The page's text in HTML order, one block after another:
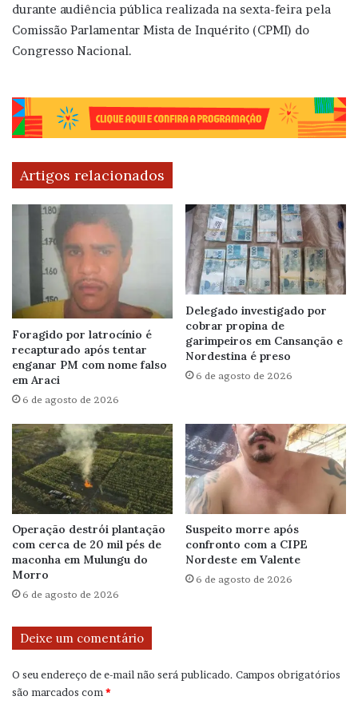
durante audiência pública realizada na sexta-feira pela
Comissão Parlamentar Mista de Inquérito (CPMI) do
Congresso Nacional.
Artigos relacionados
Foragido por latrocínio é
recapturado após tentar
enganar PM com nome falso
em Araci
6 de agosto de 2026
Delegado investigado por
cobrar propina de
garimpeiros em Cansanção e
Nordestina é preso
6 de agosto de 2026
Operação destrói plantação
com cerca de 20 mil pés de
maconha em Mulungu do
Morro
6 de agosto de 2026
Suspeito morre após
confronto com a CIPE
Nordeste em Valente
6 de agosto de 2026
Deixe um comentário
O seu endereço de e-mail não será publicado. Campos obrigatórios
são marcados com *